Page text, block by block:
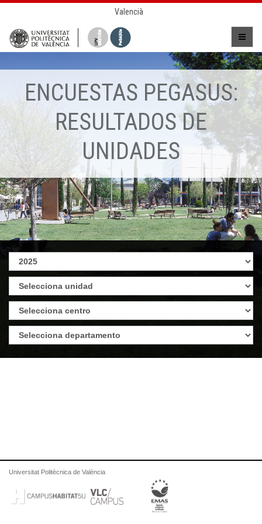
Valencià
ENCUESTAS PEGASUS:
RESULTADOS DE
UNIDADES
Universitat Politècnica de València